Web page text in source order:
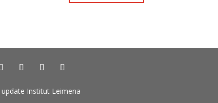
update Institut Leimena